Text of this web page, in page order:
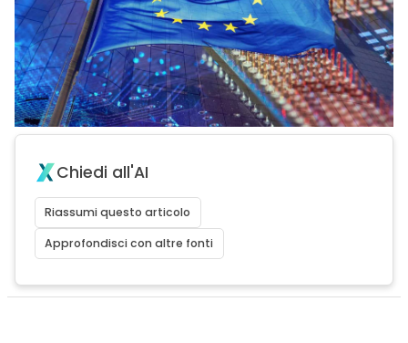
Chiedi all'AI
Riassumi questo articolo
Approfondisci con altre fonti